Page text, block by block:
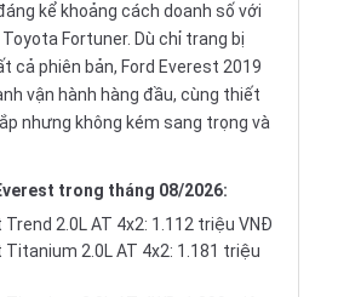
kể khoảng cách doanh số với
Fortuner. Dù chỉ trang bị
cả phiên bản, Ford Everest 2019
vận hành hàng đầu, cùng thiết
nhưng không kém sang trọng và
trong tháng 08/2026:
Trend 2.0L AT 4x2: 1.112 triệu VNĐ
Titanium 2.0L AT 4x2: 1.181 triệu